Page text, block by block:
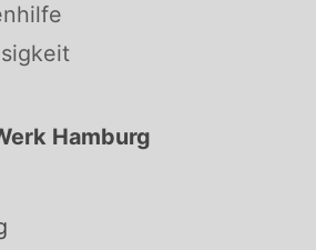
Hamburg